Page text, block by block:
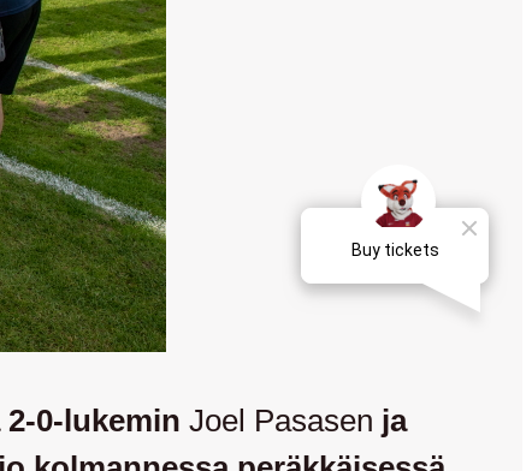
0-lukemin Joel Pasasen ja